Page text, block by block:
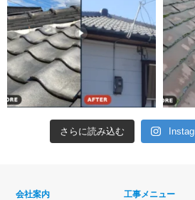
さらに読み込む
会社案内 工事メニュー